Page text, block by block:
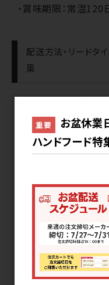
・賞味期限：常温120
配送方法・リードタ
菓
信
納
配送
扱い
サンプル 商
重要
お盆休業
ハンドフード特